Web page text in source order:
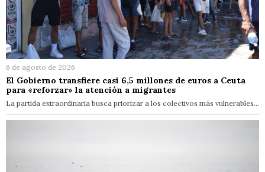
6 de agosto de 2026
El Gobierno transfiere casi 6,5 millones de euros a Ceuta
para «reforzar» la atención a migrantes
La partida extraordinaria busca priorizar a los colectivos más vulnerables…